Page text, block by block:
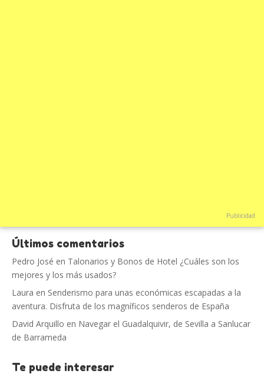
Publicidad
Últimos comentarios
Pedro José en Talonarios y Bonos de Hotel ¿Cuáles son los
mejores y los más usados?
Laura en Senderismo para unas económicas escapadas a la
aventura. Disfruta de los magníficos senderos de España
David Arquillo en Navegar el Guadalquivir, de Sevilla a Sanlucar
de Barrameda
Te puede interesar